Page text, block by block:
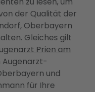
der Qualität der
Oberbayern
Gleiches gilt
Prien am
Augenarzt-
und
für Ihre